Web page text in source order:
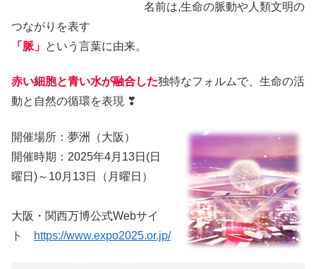
名前は,生命の脈動や人類文明の
つながりを表す
「脈」 という言葉に由来。
赤い細胞と青い水が融合した独特なフォルムで、生命の活
動と自然の循環を表現 ❣
開催場所：夢洲（大阪）
開催時期：2025年4月13日(日
曜日)～10月13日（月曜日）
大阪・関西万博公式Webサイ
ト
https://www.expo2025.or.jp/